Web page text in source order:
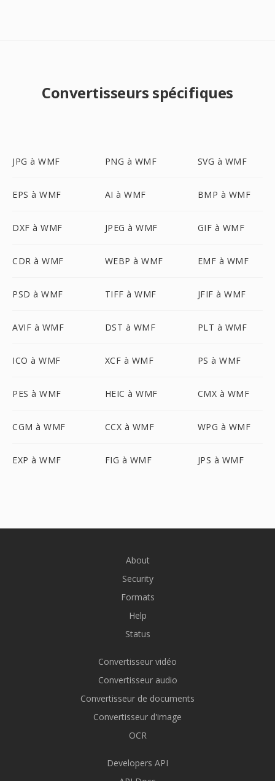
Convertisseurs spécifiques
JPG à WMF PNG à WMF SVG à WMF
EPS à WMF AI à WMF BMP à WMF
DXF à WMF JPEG à WMF GIF à WMF
CDR à WMF WEBP à WMF EMF à WMF
PSD à WMF TIFF à WMF JFIF à WMF
AVIF à WMF DST à WMF PLT à WMF
ICO à WMF XCF à WMF PS à WMF
PES à WMF HEIC à WMF CMX à WMF
CGM à WMF CCX à WMF WPG à WMF
EXP à WMF FIG à WMF JPS à WMF
About
Security
Formats
Help
Status
Convertisseur vidéo
Convertisseur audio
Convertisseur de documents
Convertisseur d'image
OCR
Developers API